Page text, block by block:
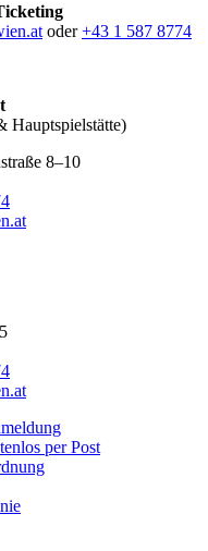
oder+43 1 587 8774
Hauptspielstätte)
8–10
per Post